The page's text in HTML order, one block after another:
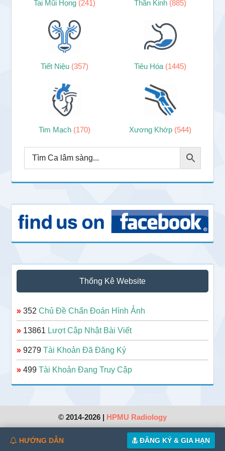
Tai Mũi Họng (241) Thần Kinh (885)
Tiết Niệu (357) Tiêu Hóa (1445)
Tim Mạch (170) Xương Khớp (544)
Thống Kê Website
» 352Chủ Đề Chẩn Đoán Hình Ảnh
» 13861 Lượt Cập Nhật Bài Viết
» 9279Tài Khoản Đã Đăng Ký
» 499Tài Khoản Đang Truy Cập
© 2014-2026 | HPMU Radiology
HƯỚNG DẪN ĐĂNG KÝ & GIA HẠN